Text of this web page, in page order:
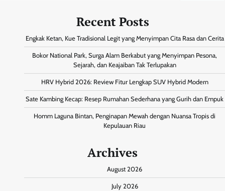
Recent Posts
Engkak Ketan, Kue Tradisional Legit yang Menyimpan Cita Rasa dan Cerita
Bokor National Park, Surga Alam Berkabut yang Menyimpan Pesona,
Sejarah, dan Keajaiban Tak Terlupakan
HRV Hybrid 2026: Review Fitur Lengkap SUV Hybrid Modern
Sate Kambing Kecap: Resep Rumahan Sederhana yang Gurih dan Empuk
Homm Laguna Bintan, Penginapan Mewah dengan Nuansa Tropis di
Kepulauan Riau
Archives
August 2026
July 2026